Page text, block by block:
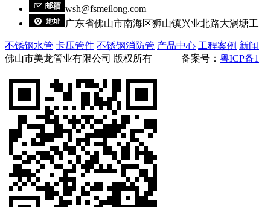
wsh@fsmeilong.com
广东省佛山市南海区狮山镇兴业北路大涡塘
不锈钢水管 卡压管件 不锈钢消防管 产品中心 工程案例 新
佛山市美龙管业有限公司 版权所有 备案号： 粤ICP备